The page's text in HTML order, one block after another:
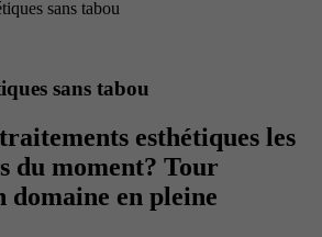
sans tabou
sans tabou
esthétiques les
du moment? Tour
domaine en pleine